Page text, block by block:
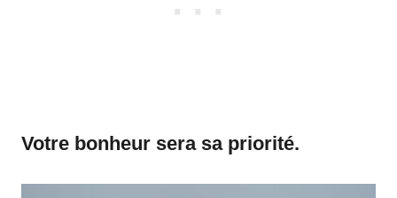
Votre bonheur sera sa priorité.